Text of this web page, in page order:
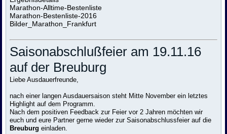
Marathon-Alltime-Bestenliste
Marathon-Bestenliste-2016
Bilder_Marathon_Frankfurt
Saisonabschlußfeier am 19.11.16
auf der Breuburg
Liebe Ausdauerfreunde,
nach einer langen Ausdauersaison steht Mitte November ein letztes
Highlight auf dem Programm.
Nach dem positiven Feedback zur Feier vor 2 Jahren möchten wir
euch und eure Partner gerne wieder zur Saisonabschlussfeier auf die
Breuburg einladen.